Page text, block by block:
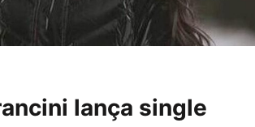
lança single